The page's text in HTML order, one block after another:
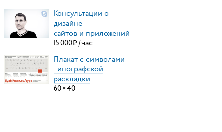
Консультации о
дизайне
сайтов и приложений
15000₽ /час
Плакат с символами
Типографской
раскладки
60×40